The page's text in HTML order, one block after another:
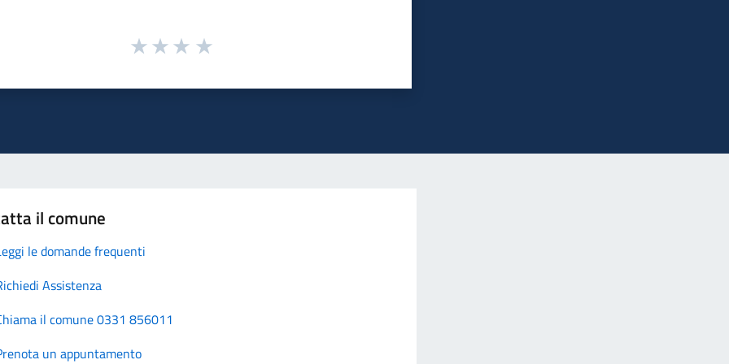
il comune
le domande frequenti
Assistenza
il comune 0331 856011
un appuntamento